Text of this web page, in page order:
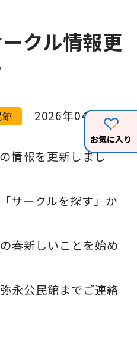
お気に入り
クル情報更
2026年04月06日
情報を更新しまし
サークルを探す」か
春新しいことを始め
永公民館までご連絡